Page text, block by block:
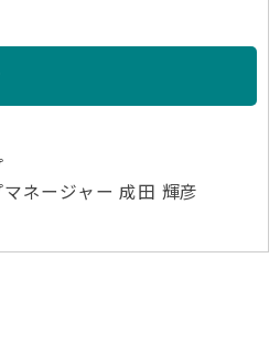
ネージャー 成田 輝彦